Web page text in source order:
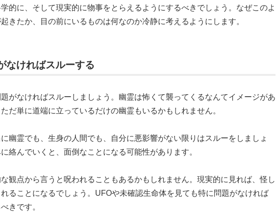
的に、そして現実的に物事をとらえるようにするべきでしょう。なぜこのよ
きたか、目の前にいるものは何なのか冷静に考えるようにします。
なければスルーする
がなければスルーしましょう。幽霊は怖くて襲ってくるなんてイメージがあ
だ単に道端に立っているだけの幽霊もいるかもしれません。
幽霊でも、生身の人間でも、自分に悪影響がない限りはスルーをしましょ
絡んでいくと、面倒なことになる可能性があります。
観点から言うと呪われることもあるかもしれません。現実的に見れば、怪し
ることになるでしょう。UFOや未確認生命体を見ても特に問題がなければ
きです。